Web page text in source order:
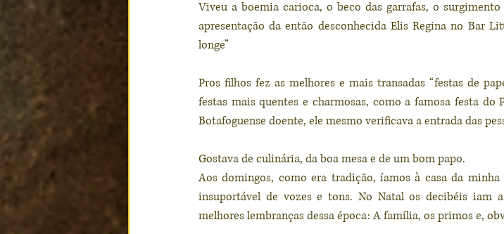
Viveu a boemia carioca, o beco das garrafas, o
apresentação da então desconhecida Elis Regina no Bar
longe”
Pros filhos fez as melhores e mais transadas “festas de
festas mais quentes e charmosas, como a famosa festa do
Botafoguense doente, ele mesmo verificava a entrada das
Gostava de culinária, da boa mesa e de um bom papo.
Aos domingos, como era tradição, íamos à casa da
insuportável de vozes e tons. No Natal os decibéis iam
melhores lembranças dessa época: A família, os primos e,